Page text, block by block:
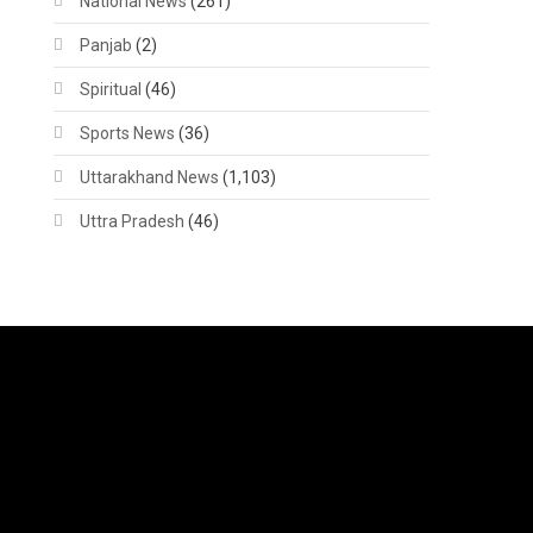
Panjab (2)
Spiritual (46)
Sports News (36)
Uttarakhand News (1,103)
Uttra Pradesh (46)